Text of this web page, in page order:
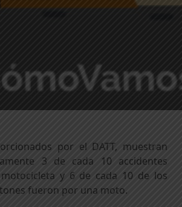
por el DATT, muestran
3 de cada 10 accidentes
y 6 de cada 10 de los
fueron por una moto.